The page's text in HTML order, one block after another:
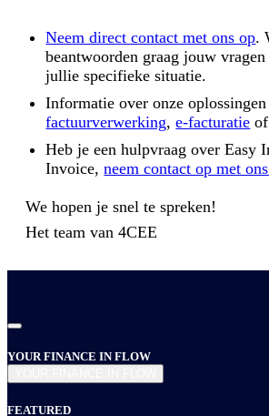
Neem direct contact met ons op.
beantwoorden graag jouw
jullie specifieke situatie.
Informatie over onze
factuurverwerking,e-facturatie
Heb je een hulpvraag over Easy
Invoice,neem contact op met
We hopen je snel te spreken!
Het team van 4CEE
YOUR FINANCE IN FLOW
FEATURED